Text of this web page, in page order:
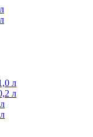
л
л